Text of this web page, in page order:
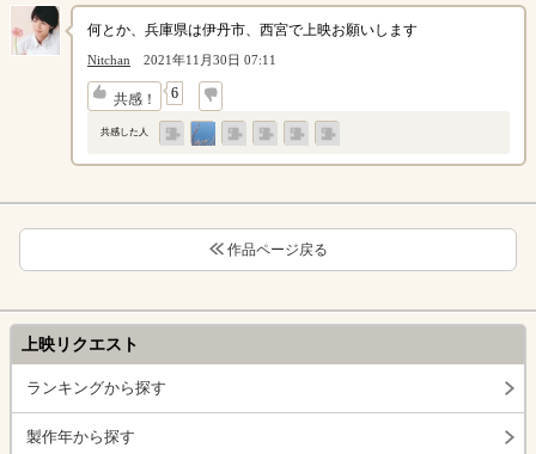
何とか、兵庫県は伊丹市、西宮で上映お願いします
Nitchan 2021年11月30日 07:11
共感！ 6
↓
共感した人
作品ページ戻る
上映リクエスト
ランキングから探す
製作年から探す